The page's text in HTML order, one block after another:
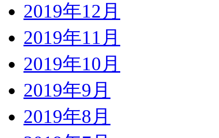
2019年12月
2019年11月
2019年10月
2019年9月
2019年8月